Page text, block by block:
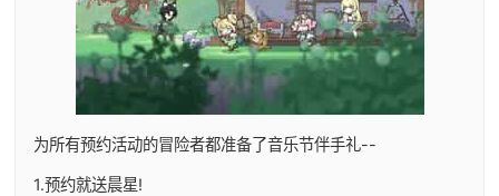
为所有预约活动的冒险者都准备了音乐节伴手礼--
1.预约就送晨星!